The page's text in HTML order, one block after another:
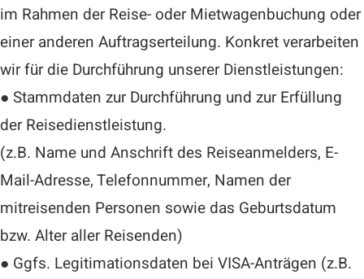
im Rahmen der Reise- oder Mietwagenbuchung oder
einer anderen Auftragserteilung. Konkret verarbeiten
wir für die Durchführung unserer Dienstleistungen:
● Stammdaten zur Durchführung und zur Erfüllung
der Reisedienstleistung.
(z.B. Name und Anschrift des Reiseanmelders, E-
Mail-Adresse, Telefonnummer, Namen der
mitreisenden Personen sowie das Geburtsdatum
bzw. Alter aller Reisenden)
● Ggfs. Legitimationsdaten bei VISA-Anträgen (z.B.